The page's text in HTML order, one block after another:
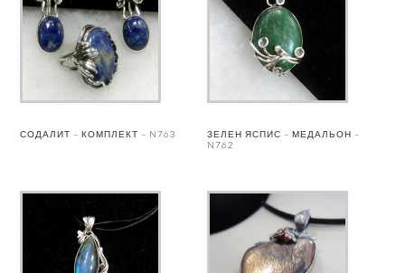
СОДАЛИТ – КОМПЛЕКТ – N763
ЗЕЛЕН ЯСПИС – МЕДАЛЬОН –
N762